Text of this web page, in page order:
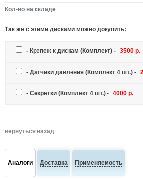
Кол-во на складе
Так же c этими дисками можно докупить:
- Крепеж к дискам (Комплект) - 3500 р.
- Датчики давления (Комплект 4 шт.) -
- Секретки (Комплект 4 шт.) - 4000 р.
вернуться назад
Аналоги Доставка Применяемость